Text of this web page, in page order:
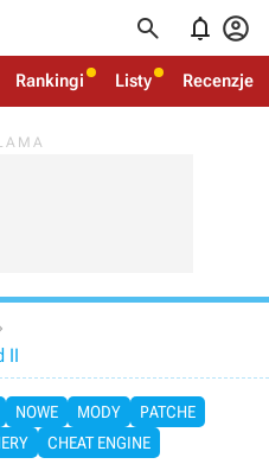
  
Rankingi Listy Recenzje
II
NOWE MODY
PATCHE
CHEAT ENGINE